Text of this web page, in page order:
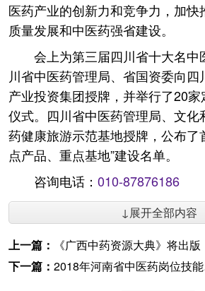
医药产业的创新力和竞争力，加快
质量发展和中医药强省建设。
会上为第三届四川省十大名中
川省中医药管理局、省国资委向
产业投资集团授牌，并举行了20
仪式。四川省中医药管理局、文化
药健康旅游示范基地授牌，公布了
点产品、重点基地”建设名单。
咨询电话： 010-87876186
↓展开全部内容
上一篇：
《广西中药资源大典》将出版
下一篇： 2018年河南省中医药岗位技能竞赛决赛落下帷幕